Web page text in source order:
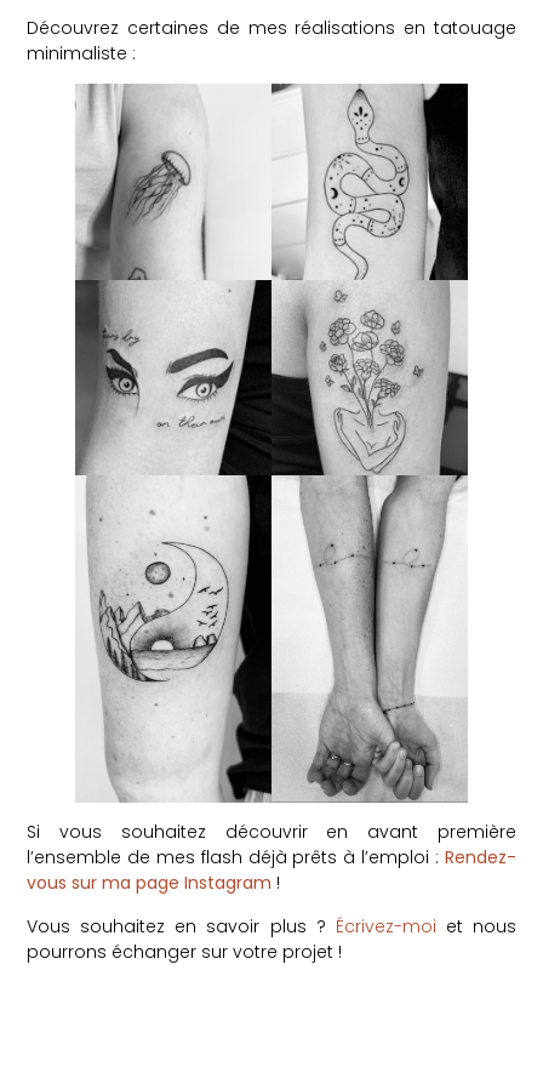
Découvrez certaines de mes réalisations en tatouage
minimaliste :
Si vous souhaitez découvrir en avant première
l’ensemble de mes flash déjà prêts à l’emploi : Rendez-
vous sur ma page Instagram !
Vous souhaitez en savoir plus ? Écrivez-moi et nous
pourrons échanger sur votre projet !